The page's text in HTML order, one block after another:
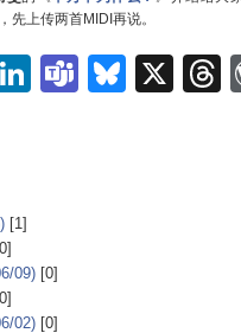
先上传两首MIDI再说。
Qzone
LinkedIn
TeamsX
[1]
09)[0]
02)[0]